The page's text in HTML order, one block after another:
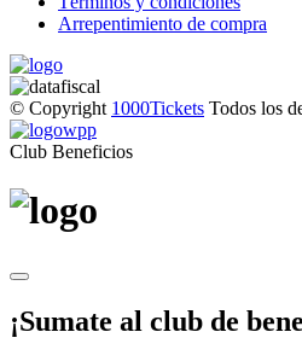
Arrepentimiento de compra
© Copyright 1000Tickets Todos los
Club Beneficios
¡Sumate al club de